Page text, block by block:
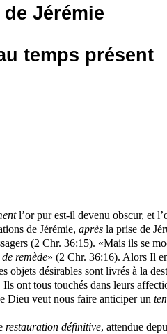
Jérémie
temps présent
l’or pur est-il devenu obscur, et
de Jérémie, après la prise de
(2 Chr. 36:15). «Mais ils se
remède» (2 Chr. 36:16). Alors Il
objets désirables sont livrés à la
ont tous touchés dans leurs
Dieu veut nous faire anticiper un
restauration définitive, attendue